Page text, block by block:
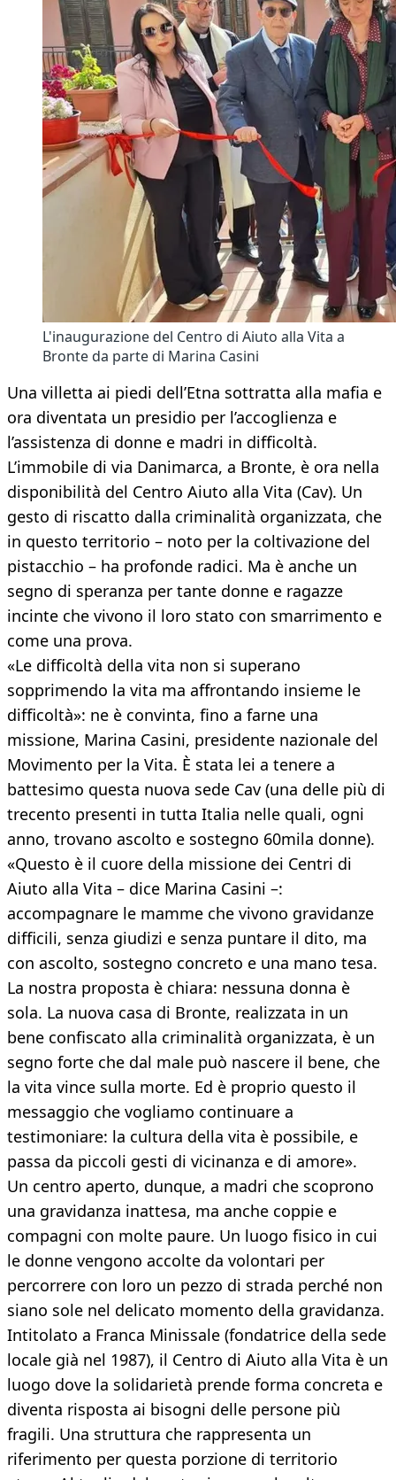
L'inaugurazione del Centro di Aiuto alla Vita a
Bronte da parte di Marina Casini
Una villetta ai piedi dell’Etna sottratta alla mafia e
ora diventata un presidio per l’accoglienza e
l’assistenza di donne e madri in difficoltà.
L’immobile di via Danimarca, a Bronte, è ora nella
disponibilità del Centro Aiuto alla Vita (Cav). Un
gesto di riscatto dalla criminalità organizzata, che
in questo territorio – noto per la coltivazione del
pistacchio – ha profonde radici. Ma è anche un
segno di speranza per tante donne e ragazze
incinte che vivono il loro stato con smarrimento e
come una prova.
«Le difficoltà della vita non si superano
sopprimendo la vita ma affrontando insieme le
difficoltà»: ne è convinta, fino a farne una
missione, Marina Casini, presidente nazionale del
Movimento per la Vita. È stata lei a tenere a
battesimo questa nuova sede Cav (una delle più di
trecento presenti in tutta Italia nelle quali, ogni
anno, trovano ascolto e sostegno 60mila donne).
«Questo è il cuore della missione dei Centri di
Aiuto alla Vita – dice Marina Casini –:
accompagnare le mamme che vivono gravidanze
difficili, senza giudizi e senza puntare il dito, ma
con ascolto, sostegno concreto e una mano tesa.
La nostra proposta è chiara: nessuna donna è
sola. La nuova casa di Bronte, realizzata in un
bene confiscato alla criminalità organizzata, è un
segno forte che dal male può nascere il bene, che
la vita vince sulla morte. Ed è proprio questo il
messaggio che vogliamo continuare a
testimoniare: la cultura della vita è possibile, e
passa da piccoli gesti di vicinanza e di amore».
Un centro aperto, dunque, a madri che scoprono
una gravidanza inattesa, ma anche coppie e
compagni con molte paure. Un luogo fisico in cui
le donne vengono accolte da volontari per
percorrere con loro un pezzo di strada perché non
siano sole nel delicato momento della gravidanza.
Intitolato a Franca Minissale (fondatrice della sede
locale già nel 1987), il Centro di Aiuto alla Vita è un
luogo dove la solidarietà prende forma concreta e
diventa risposta ai bisogni delle persone più
fragili. Una struttura che rappresenta un
riferimento per questa porzione di territorio